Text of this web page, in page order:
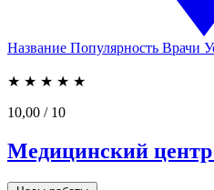
Название Популярность Врачи
★ ★ ★ ★ ★
10,00 / 10
Медицинский